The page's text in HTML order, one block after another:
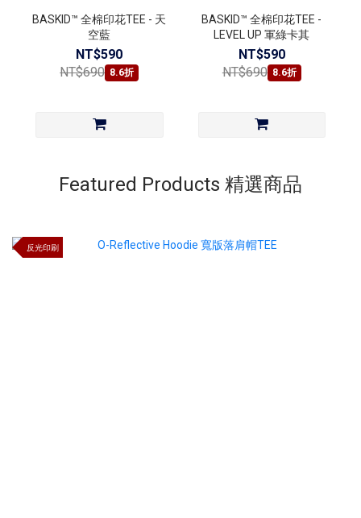
BASKID™ 全棉印花TEE - 天
空藍
NT$590
NT$690 8.6折
BASKID™ 全棉印花TEE -
LEVEL UP 軍綠卡其
NT$590
NT$690 8.6折
Featured Products 精選商品
反光印刷